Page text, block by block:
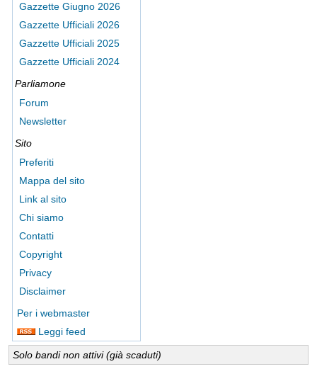
Gazzette Giugno 2026
Gazzette Ufficiali 2026
Gazzette Ufficiali 2025
Gazzette Ufficiali 2024
Parliamone
Forum
Newsletter
Sito
Preferiti
Mappa del sito
Link al sito
Chi siamo
Contatti
Copyright
Privacy
Disclaimer
Per i webmaster
Leggi feed
Solo bandi non attivi (già scaduti)